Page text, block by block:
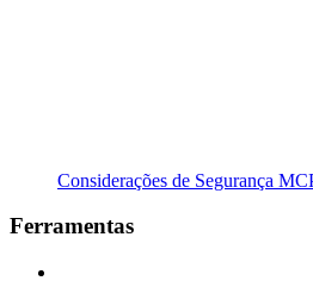
Considerações de Segurança
Ferramentas